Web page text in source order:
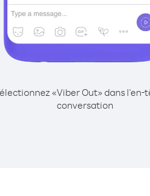
«Viber Out» dans l'en-
conversation